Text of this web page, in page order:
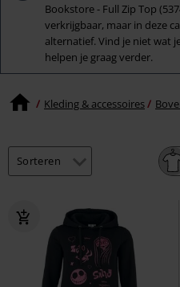
Bookstore - Full Zip Top
verkrijgbaar, maar in deze
alternatief. Vind je niet wat
helpen je graag verder.
Kleding & accessoires